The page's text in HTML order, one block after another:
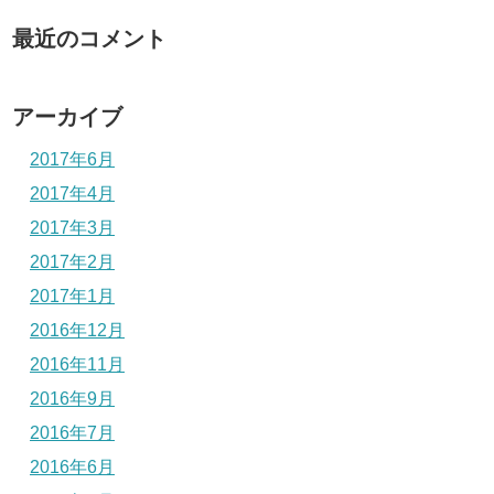
最近のコメント
アーカイブ
2017年6月
2017年4月
2017年3月
2017年2月
2017年1月
2016年12月
2016年11月
2016年9月
2016年7月
2016年6月